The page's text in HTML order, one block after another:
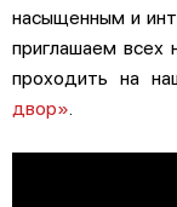
насыщенным и
приглашаем всех
проходить на
двор»